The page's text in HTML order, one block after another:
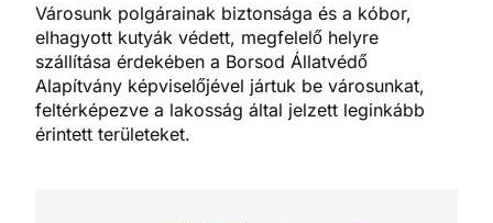
Városunk polgárainak biztonsága és a kóbor,
elhagyott kutyák védett, megfelelő helyre
szállítása érdekében a Borsod Állatvédő
Alapítvány képviselőjével jártuk be városunkat,
feltérképezve a lakosság által jelzett leginkább
érintett területeket.